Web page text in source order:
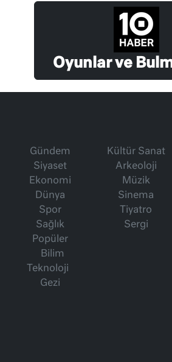
Oyunlar ve
Gündem
Siyaset
Ekonomi
Dünya
Spor
Sağlık
Popüler
Bilim
Teknoloji
Gezi
Kültür Sanat
Arkeoloji
Müzik
Sinema
Tiyatro
Sergi